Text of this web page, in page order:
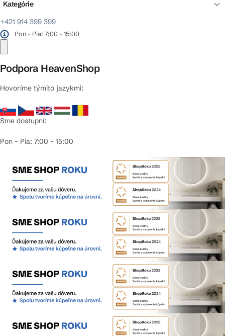
+421 914 399 399
Pon - Pia: 7:00 - 15:00
Podpora HeavenShop
Hovoríme týmito jazykmi:
Sme dostupní:
Pon – Pia: 7:00 – 15:00
Kategórie